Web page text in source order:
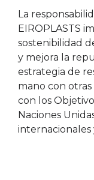
La
EIROPLASTS
sostenibilidad
y mejora la
estrategia de
mano con
con los
Naciones
internacionales